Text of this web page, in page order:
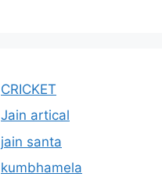
CRICKET
Jain artical
jain santa
kumbhamela